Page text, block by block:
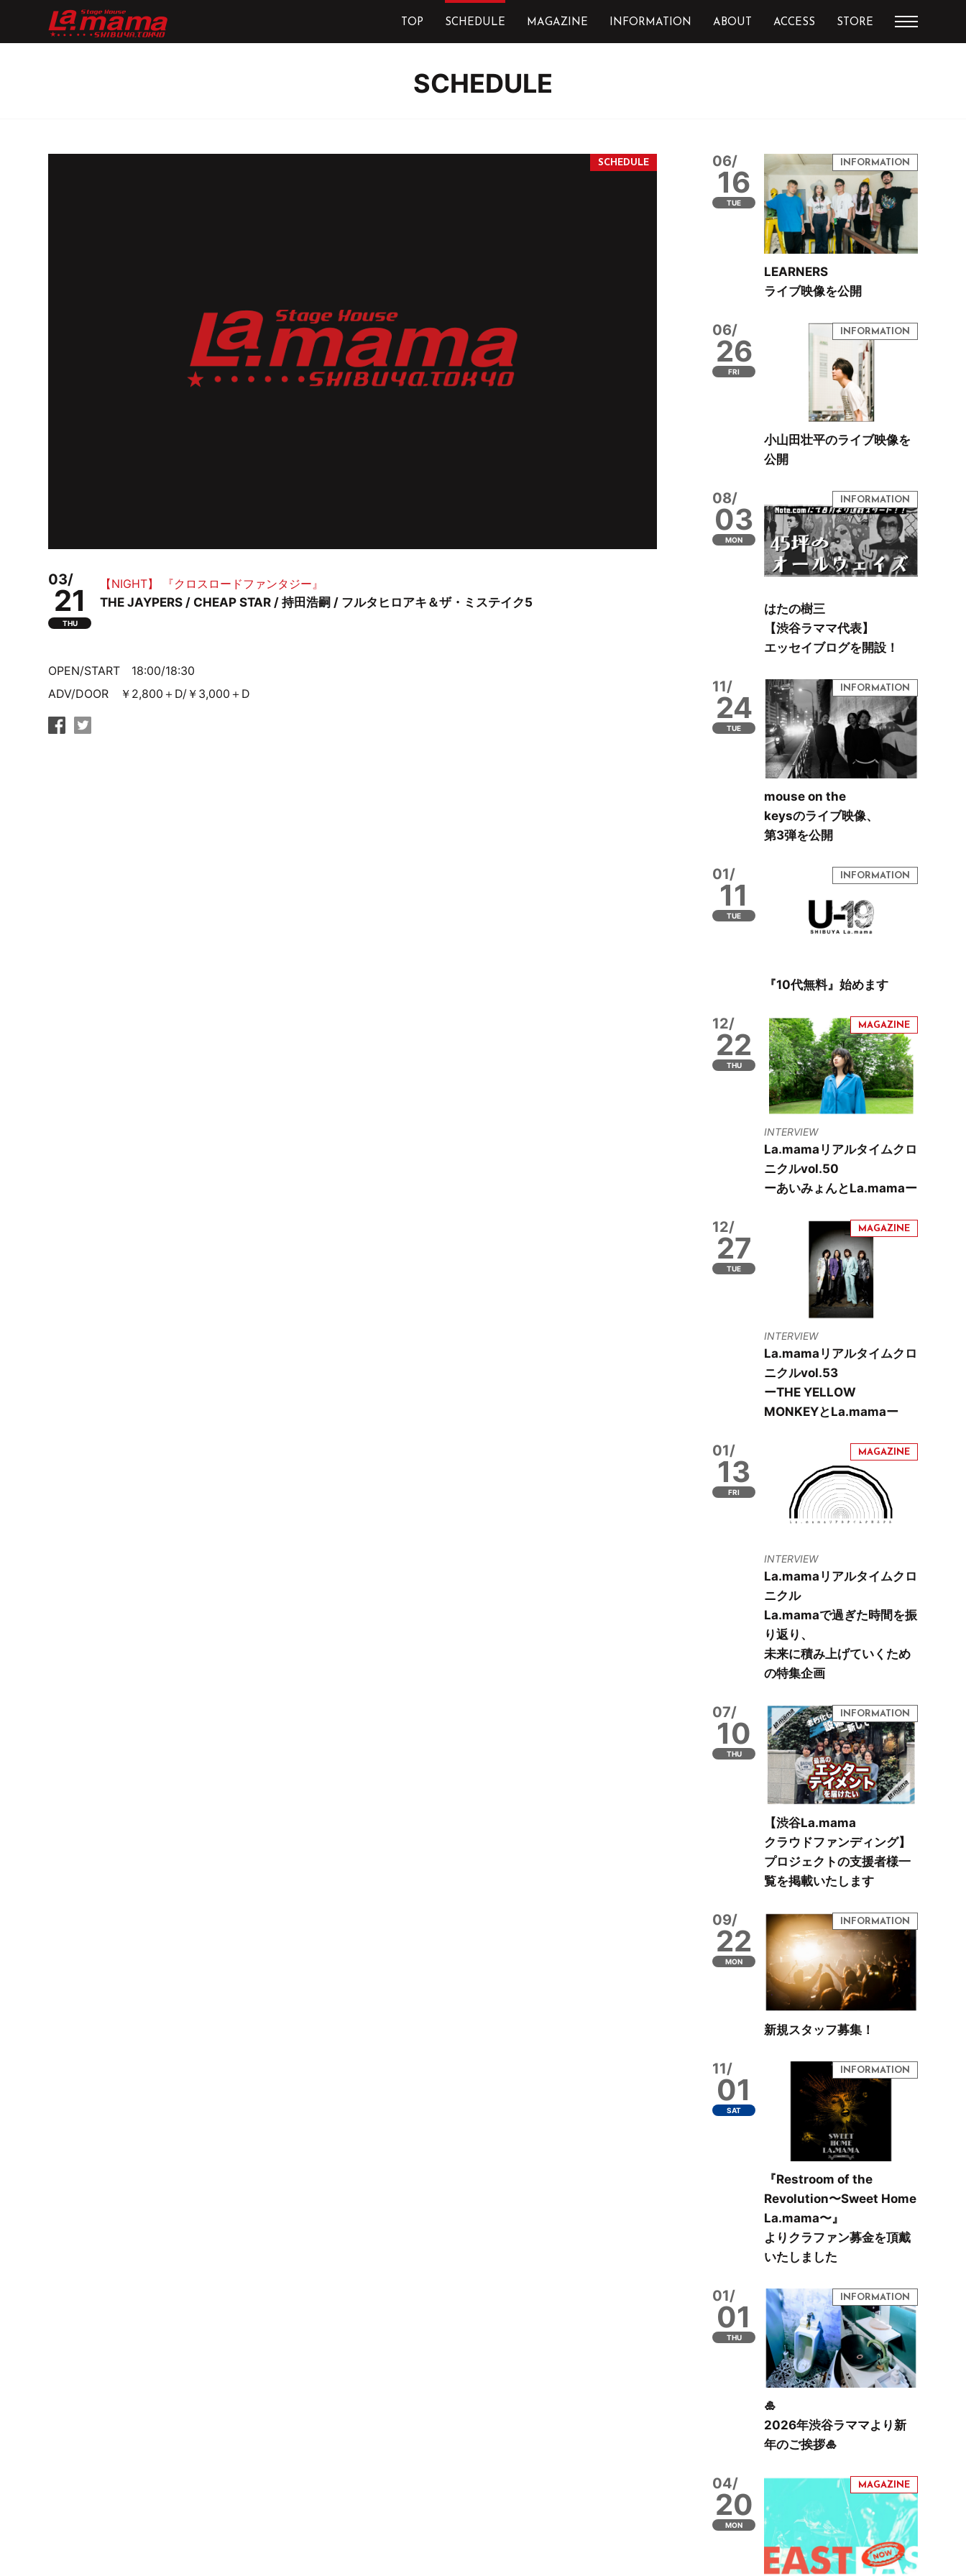
TOP SCHEDULE MAGAZINE INFORMATION ABOUT ACCESS STORE
SCHEDULE
03/
21
THU
【NIGHT】 『クロスロードファンタジー』
THE JAYPERS / CHEAP STAR / 持田浩嗣 / フルタヒロアキ＆ザ・ミステイク5
OPEN/START 18:00/18:30
ADV/DOOR ￥2,800＋D/￥3,000＋D
06/
16
TUE
LEARNERS
ライブ映像を公開
06/
26
FRI
小山田壮平のライブ映像を
公開
08/
03
MON
はたの樹三
【渋谷ラママ代表】
エッセイブログを開設！
11/
24
TUE
mouse on the
keysのライブ映像、
第3弾を公開
01/
11
TUE
『10代無料』始めます
12/
22
THU
INTERVIEW
La.mamaリアルタイムクロ
ニクルvol.50
ーあいみょんとLa.mamaー
12/
27
TUE
INTERVIEW
La.mamaリアルタイムクロ
ニクルvol.53
ーTHE YELLOW
MONKEYとLa.mamaー
01/
13
FRI
INTERVIEW
La.mamaリアルタイムクロ
ニクル
La.mamaで過ぎた時間を振
り返り、
未来に積み上げていくため
の特集企画
07/
10
THU
【渋谷La.mama
クラウドファンディング】
プロジェクトの支援者様一
覧を掲載いたします
09/
22
MON
新規スタッフ募集！
11/
01
SAT
『Restroom of the
Revolution〜Sweet Home
La.mama〜』
よりクラファン募金を頂戴
いたしました
01/
01
THU
🎍
2026年渋谷ラママより新
年のご挨拶🎍
04/
20
MON